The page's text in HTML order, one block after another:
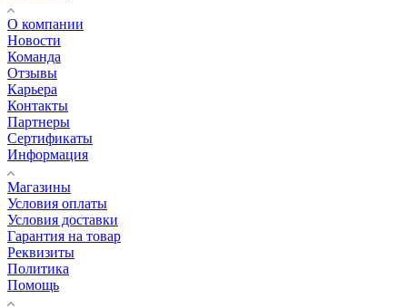
О компании
Новости
Команда
Отзывы
Карьера
Контакты
Партнеры
Сертификаты
Информация
Магазины
Условия оплаты
Условия доставки
Гарантия на товар
Реквизиты
Политика
Помощь